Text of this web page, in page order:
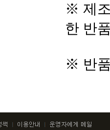
※ 제
한 반
※ 반